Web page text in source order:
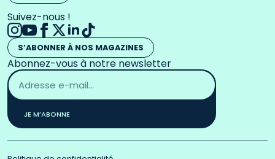
Suivez-nous !
S’ABONNER À NOS MAGAZINES
Abonnez-vous à notre newsletter
Adresse
email
*
JE M’ABONNE